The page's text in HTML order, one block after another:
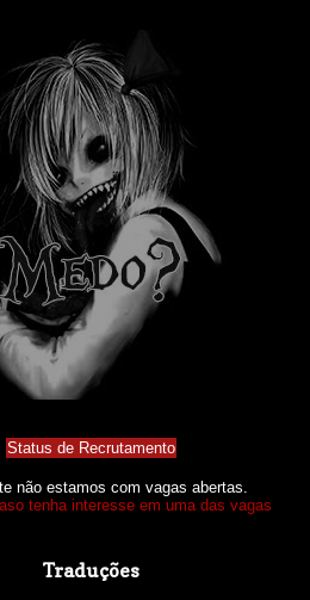
Status de Recrutamento
não estamos com vagas abertas.
tenha interesse em uma das vagas
Traduções